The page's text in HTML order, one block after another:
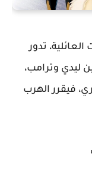
تدور
ليدي وترامب،
فيقرر الهرب